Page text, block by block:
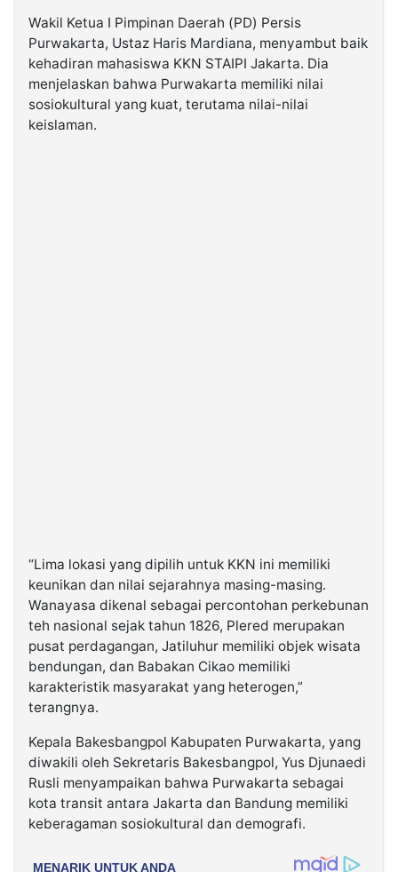
Wakil Ketua I Pimpinan Daerah (PD) Persis
Purwakarta, Ustaz Haris Mardiana, menyambut baik
kehadiran mahasiswa KKN STAIPI Jakarta. Dia
menjelaskan bahwa Purwakarta memiliki nilai
sosiokultural yang kuat, terutama nilai-nilai
keislaman.
“Lima lokasi yang dipilih untuk KKN ini memiliki
keunikan dan nilai sejarahnya masing-masing.
Wanayasa dikenal sebagai percontohan perkebunan
teh nasional sejak tahun 1826, Plered merupakan
pusat perdagangan, Jatiluhur memiliki objek wisata
bendungan, dan Babakan Cikao memiliki
karakteristik masyarakat yang heterogen,”
terangnya.
Kepala Bakesbangpol Kabupaten Purwakarta, yang
diwakili oleh Sekretaris Bakesbangpol, Yus Djunaedi
Rusli menyampaikan bahwa Purwakarta sebagai
kota transit antara Jakarta dan Bandung memiliki
keberagaman sosiokultural dan demografi.